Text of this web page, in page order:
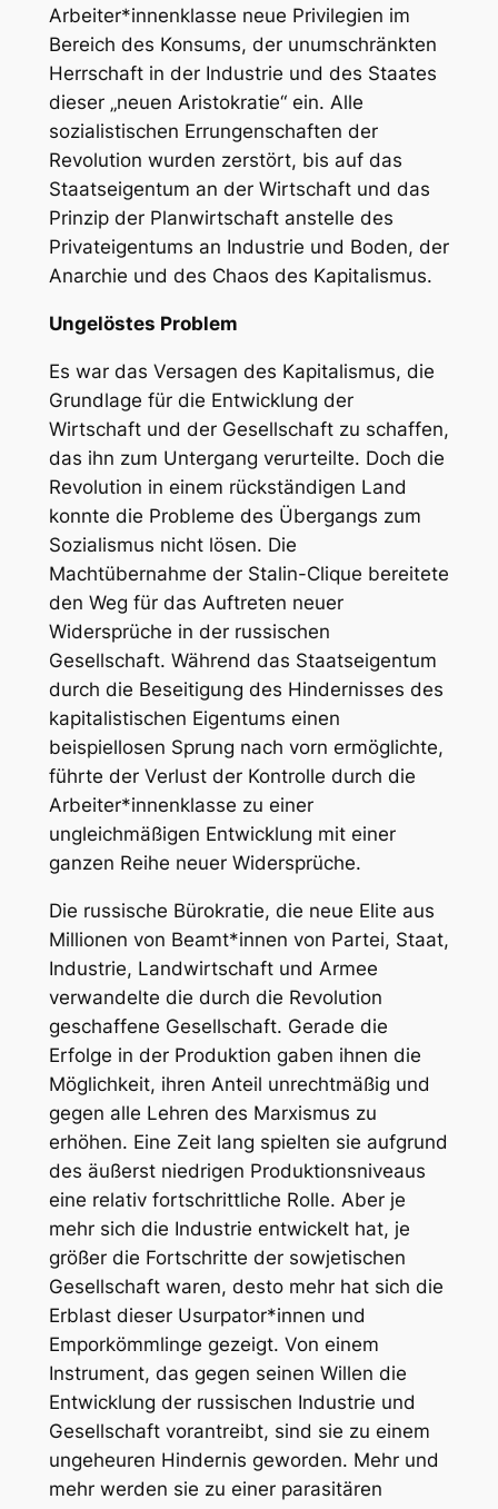
Arbeiter*innenklasse neue Privilegien im
Bereich des Konsums, der unumschränkten
Herrschaft in der Industrie und des Staates
dieser „neuen Aristokratie“ ein. Alle
sozialistischen Errungenschaften der
Revolution wurden zerstört, bis auf das
Staatseigentum an der Wirtschaft und das
Prinzip der Planwirtschaft anstelle des
Privateigentums an Industrie und Boden, der
Anarchie und des Chaos des Kapitalismus.
Ungelöstes Problem
Es war das Versagen des Kapitalismus, die
Grundlage für die Entwicklung der
Wirtschaft und der Gesellschaft zu schaffen,
das ihn zum Untergang verurteilte. Doch die
Revolution in einem rückständigen Land
konnte die Probleme des Übergangs zum
Sozialismus nicht lösen. Die
Machtübernahme der Stalin-Clique bereitete
den Weg für das Auftreten neuer
Widersprüche in der russischen
Gesellschaft. Während das Staatseigentum
durch die Beseitigung des Hindernisses des
kapitalistischen Eigentums einen
beispiellosen Sprung nach vorn ermöglichte,
führte der Verlust der Kontrolle durch die
Arbeiter*innenklasse zu einer
ungleichmäßigen Entwicklung mit einer
ganzen Reihe neuer Widersprüche.
Die russische Bürokratie, die neue Elite aus
Millionen von Beamt*innen von Partei, Staat,
Industrie, Landwirtschaft und Armee
verwandelte die durch die Revolution
geschaffene Gesellschaft. Gerade die
Erfolge in der Produktion gaben ihnen die
Möglichkeit, ihren Anteil unrechtmäßig und
gegen alle Lehren des Marxismus zu
erhöhen. Eine Zeit lang spielten sie aufgrund
des äußerst niedrigen Produktionsniveaus
eine relativ fortschrittliche Rolle. Aber je
mehr sich die Industrie entwickelt hat, je
größer die Fortschritte der sowjetischen
Gesellschaft waren, desto mehr hat sich die
Erblast dieser Usurpator*innen und
Emporkömmlinge gezeigt. Von einem
Instrument, das gegen seinen Willen die
Entwicklung der russischen Industrie und
Gesellschaft vorantreibt, sind sie zu einem
ungeheuren Hindernis geworden. Mehr und
mehr werden sie zu einer parasitären